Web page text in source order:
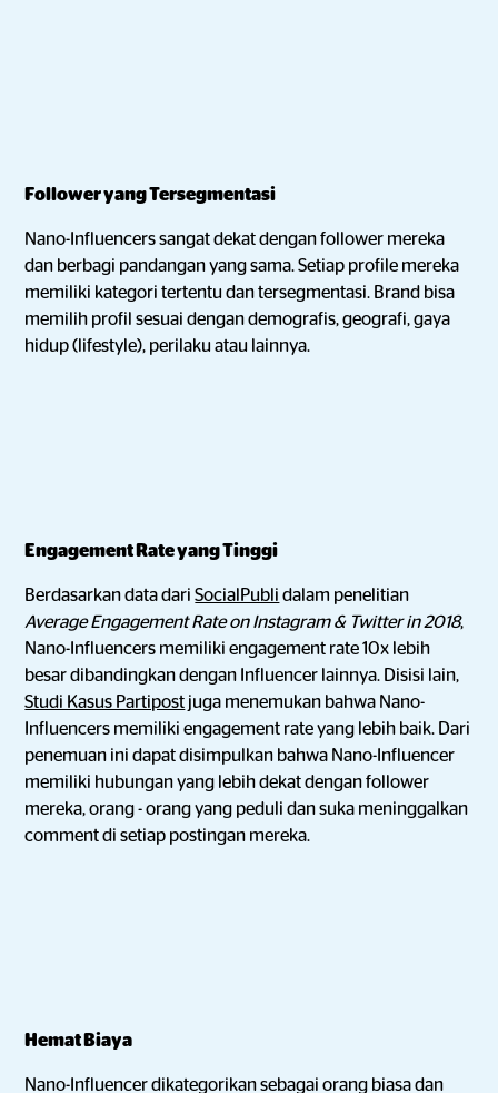
Follower yang Tersegmentasi
Nano-Influencers sangat dekat dengan follower mereka
dan berbagi pandangan yang sama. Setiap profile mereka
memiliki kategori tertentu dan tersegmentasi. Brand bisa
memilih profil sesuai dengan demografis, geografi, gaya
hidup (lifestyle), perilaku atau lainnya.
Engagement Rate yang Tinggi
Berdasarkan data dariSocialPubli dalam penelitian
Average Engagement Rate on Instagram & Twitter in 2018,
Nano-Influencers memiliki engagement rate 10x lebih
besar dibandingkan dengan Influencer lainnya. Disisi lain,
Studi Kasus Partipost juga menemukan bahwa Nano-
Influencers memiliki engagement rate yang lebih baik. Dari
penemuan ini dapat disimpulkan bahwa Nano-Influencer
memiliki hubungan yang lebih dekat dengan follower
mereka, orang - orang yang peduli dan suka meninggalkan
comment di setiap postingan mereka.
Hemat Biaya
Nano-Influencer dikategorikan sebagai orang biasa dan